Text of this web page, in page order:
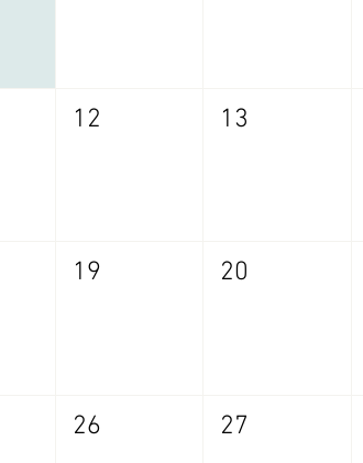
12 13
19 20
26 27